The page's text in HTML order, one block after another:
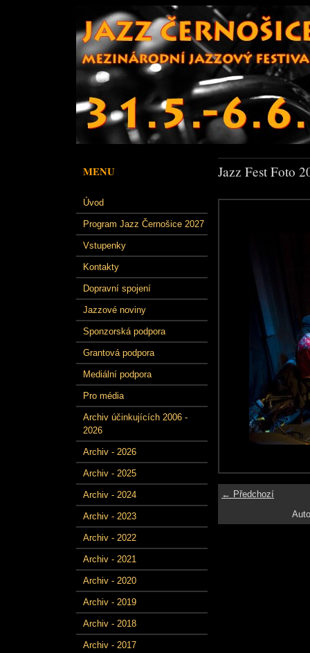
MENU
Úvod
Program Jazz Černošice 2027
Vstupenky
Kontakty
Dopravní spojení
Jazzové noviny
Sponzorská podpora
Grantová podpora
Mediální podpora
Pro média
Archiv účinkujících 2006 -
2026
Archiv - 2026
Archiv - 2025
Archiv - 2024
Archiv - 2023
Archiv - 2022
Archiv - 2021
Archiv - 2020
Archiv - 2019
Archiv - 2018
Archiv - 2017
Jazz Fest Foto
← Předchozí